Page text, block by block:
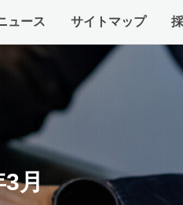
ュース サイトマップ
3月